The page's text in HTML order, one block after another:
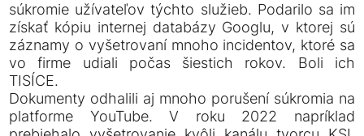
súkromie užívateľov týchto služieb. Podarilo sa im
získať kópiu internej databázy Googlu, v ktorej sú
záznamy o vyšetrovaní mnoho incidentov, ktoré sa
vo firme udiali počas šiestich rokov. Boli ich
TISÍCE.
Dokumenty odhalili aj mnoho porušení súkromia na
platforme YouTube. V roku 2022 napríklad